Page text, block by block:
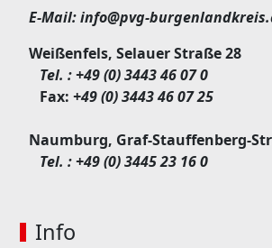
E-Mail:info@pvg-
Weißenfels, Selauer Straße 28
Tel. :+49 (0) 3443 46 07 0
Fax: +49 (0) 3443 46 07 25
Naumburg, Graf-Stauffenberg-
Tel. :+49 (0) 3445 23 16 0
Info